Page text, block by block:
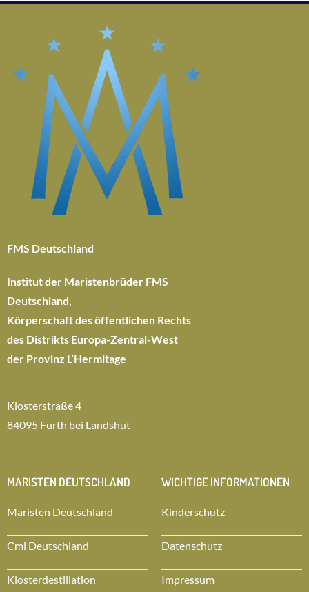
FMS Deutschland
Institut der Maristenbrüder FMS
Deutschland,
Körperschaft des öffentlichen Rechts
des Distrikts Europa-Zentral-West
der Provinz L’Hermitage
Klosterstraße 4
84095 Furth bei Landshut
MARISTEN DEUTSCHLAND
Maristen Deutschland
Cmi Deutschland
Klosterdestillation
WICHTIGE INFORMATIONEN
Kinderschutz
Datenschutz
Impressum